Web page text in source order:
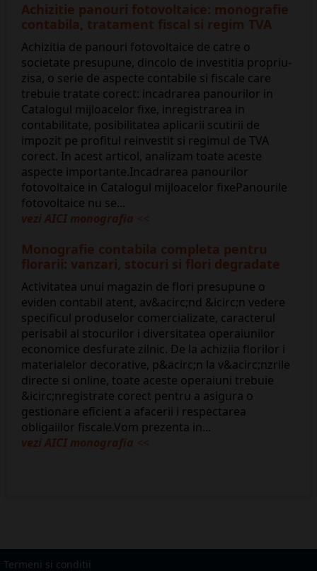
Achizitie panouri fotovoltaice: monografie
contabila, tratament fiscal si regim TVA
Achizitia de panouri fotovoltaice de catre o
societate presupune, dincolo de investitia propriu-
zisa, o serie de aspecte contabile si fiscale care
trebuie tratate corect: incadrarea panourilor in
Catalogul mijloacelor fixe, inregistrarea in
contabilitate, posibilitatea aplicarii scutirii de
impozit pe profitul reinvestit si regimul de TVA
corect. In acest articol, analizam toate aceste
aspecte importante.Incadrarea panourilor
fotovoltaice in Catalogul mijloacelor fixePanourile
fotovoltaice nu se...
vezi AICI monografia <<
Monografie contabila completa pentru
florarii: vanzari, stocuri si flori degradate
Activitatea unui magazin de flori presupune o
eviden contabil atent, av&acirc;nd &icirc;n vedere
specificul produselor comercializate, caracterul
perisabil al stocurilor i diversitatea operaiunilor
economice desfurate zilnic. De la achiziia florilor i
materialelor decorative, p&acirc;n la v&acirc;nzrile
directe si online, toate aceste operaiuni trebuie
&icirc;nregistrate corect pentru a asigura o
gestionare eficient a afacerii i respectarea
obligaiilor fiscale.Vom prezenta in...
vezi AICI monografia <<
Termeni si conditii